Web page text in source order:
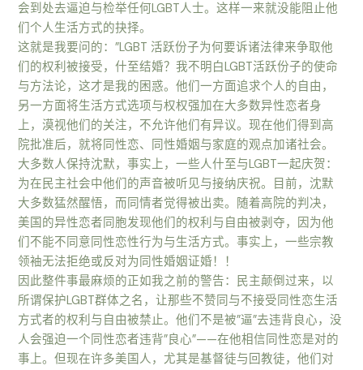
会到处去逼迫与检举任何LGBT人士。这样一来就没能阻止他
们个人生活方式的抉择。
这就是我要问的：”LGBT 活跃份子为何要诉诸法律来争取他
们的权利被接受，什至结婚？我不明白LGBT活跃份子的使命
与方法论，这才是我的困惑。他们一方面追求个人的自由，
另一方面将生活方式选项与权权强加在大多数异性恋者身
上，漠视他们的关注，不允许他们有异议。现在他们得到高
院批准后，就将同性恋、同性婚姻与家庭的观点加诸社会。
大多数人保持沈默，事实上，一些人什至与LGBT一起庆贺：
为在民主社会中他们的声音被听见与接纳庆祝。目前，沈默
大多数猛然醒悟，而同情者觉得被出卖。随着高院的判决，
美国的异性恋者同胞发现他们的权利与自由被剥夺，因为他
们不能不同意同性恋性行为与生活方式。事实上，一些宗教
领袖无法拒绝或反对为同性婚姻证婚！！
因此整件事最麻烦的正如我之前的警告：民主颠倒过来，以
所谓保护LGBT群体之名，让那些不赞同与不接受同性恋生活
方式者的权利与自由被禁止。他们不是被”逼”去违背良心，没
人会强迫一个同性恋者违背”良心”——在他相信同性恋是对的
事上。但现在许多美国人，尤其是基督徒与回教徒，他们对